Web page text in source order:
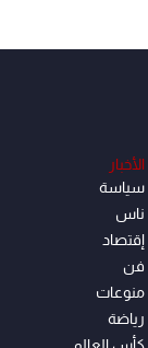
الأخبار
سياسة
ناس
إقتصاد
فن
منوعات
رياضة